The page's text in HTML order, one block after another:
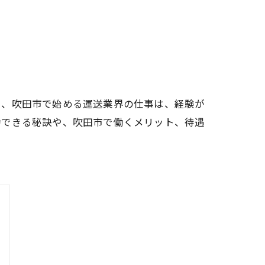
吹田市で始める運送業界の仕事は、経験が
きる秘訣や、吹田市で働くメリット、待遇